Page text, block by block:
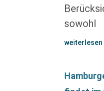
sowohl
weiterlesen